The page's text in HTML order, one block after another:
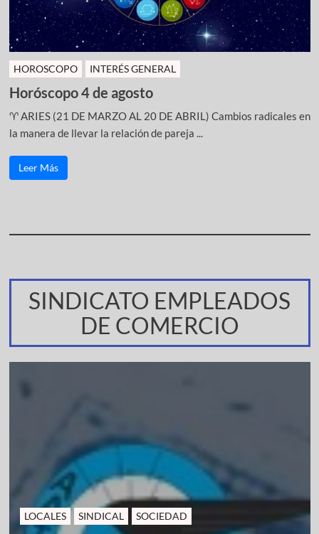
HOROSCOPO INTERÉS GENERAL
Horóscopo 4 de agosto
♈ ARIES (21 DE MARZO AL 20 DE ABRIL) Cambios radicales en
la manera de llevar la relación de pareja ...
Leer Más
SINDICATO EMPLEADOS
DE COMERCIO
LOCALES SINDICAL SOCIEDAD